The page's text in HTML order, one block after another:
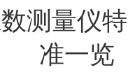
测量仪
准一览